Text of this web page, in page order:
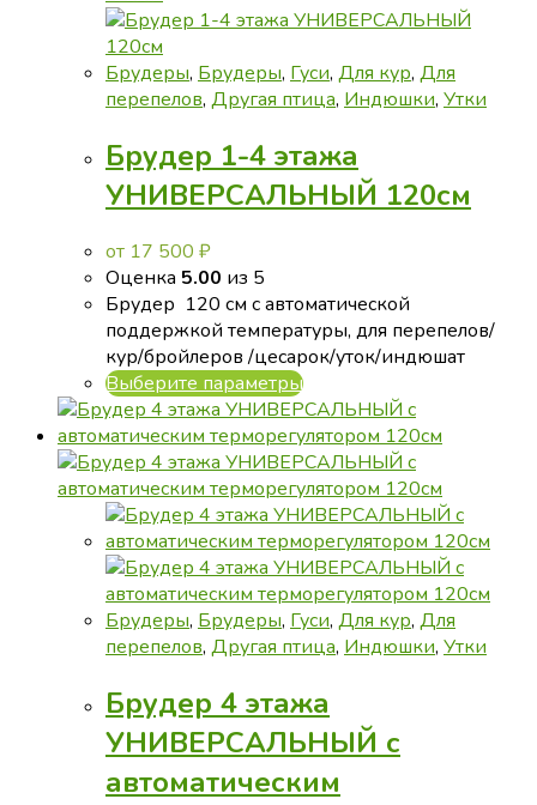
Брудеры, Брудеры, Гуси, Для кур, Для
перепелов, Другая птица, Индюшки, Утки
Брудер 1-4 этажа
УНИВЕРСАЛЬНЫЙ 120см
от 17 500 ₽
Оценка 5.00 из 5
Брудер 120 см с автоматической
поддержкой температуры, для перепелов/
кур/бройлеров /цесарок/уток/индюшат
Выберите параметрыЭтот
товар
имеет
несколько
вариаций.
Опции
можно
выбрать
на
странице
товара.
Брудеры, Брудеры, Гуси, Для кур, Для
перепелов, Другая птица, Индюшки, Утки
Брудер 4 этажа
УНИВЕРСАЛЬНЫЙ с
автоматическим